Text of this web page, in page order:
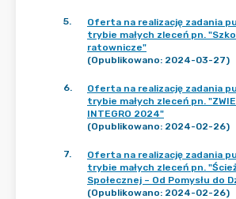
5.
Oferta na realizację zadania
trybie małych zleceń pn.
ratownicze"
(Opublikowano: 2024-03-27)
6.
Oferta na realizację zadania
trybie małych zleceń pn.
INTEGRO 2024"
(Opublikowano: 2024-02-26)
7.
Oferta na realizację zadania
trybie małych zleceń pn.
Społecznej – Od Pomysłu do
(Opublikowano: 2024-02-26)